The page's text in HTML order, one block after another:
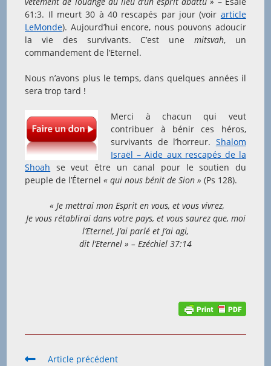
61:3. Il meurt 30 à 40 rescapés par jour (voir article
LeMonde). Aujourd’hui encore, nous pouvons adoucir
la vie des survivants. C’est une mitsvah, un
commandement de l’Eternel.
Nous n’avons plus le temps, dans quelques années il
sera trop tard !
Merci à chacun qui veut
contribuer à bénir ces héros,
survivants de l’horreur. Shalom
Israël – Aide aux rescapés de la
Shoah se veut être un canal pour le soutien du
peuple de l’Éternel« qui nous bénit de Sion » (Ps 128).
« Je mettrai mon Esprit en vous, et vous vivrez,
Je vous rétablirai dans votre pays, et vous saurez que, moi
l’Eternel, J’ai parlé et J’ai agi,
dit l’Eternel » – Ezéchiel 37:14
Read
Article précédent